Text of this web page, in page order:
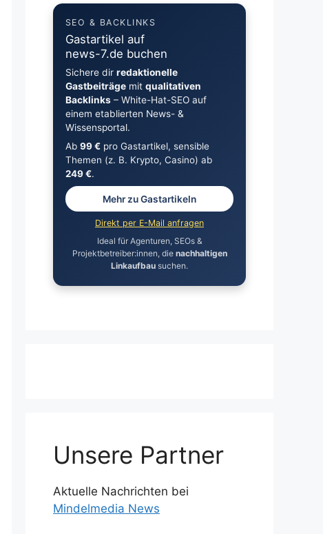
SEO & BACKLINKS
Gastartikel auf
news-7.de buchen
Sichere dir redaktionelle
Gastbeiträgemit qualitativen
Backlinks– White-Hat-SEO auf
einem etablierten News- &
Wissensportal.
Ab 99 €pro Gastartikel, sensible
Themen (z. B. Krypto, Casino) ab
249 €.
Mehr zu Gastartikeln
Direkt per E-Mail anfragen
Ideal für Agenturen, SEOs &
Projektbetreiber:innen, die nachhaltigen
Linkaufbau suchen.
Unsere Partner
Aktuelle Nachrichten bei
Mindelmedia News